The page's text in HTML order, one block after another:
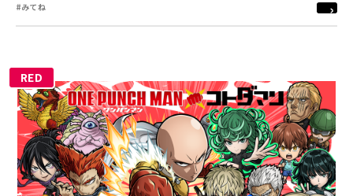
#みてね
RED